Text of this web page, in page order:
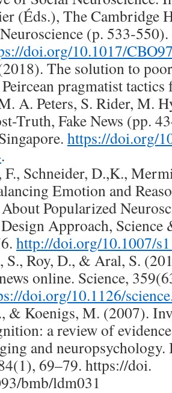
(Éds.), The Cambridge
(p.
doi.org/10.1017/
The solution to
pragmatist
A. Peters, S. Rider, M.
Truth, Fake News (pp.
https://doi.org/
.
Schneider, D.,K.,
Emotion and
Popularized
Approach,
http://doi.org/10.1007/
S., Roy, D., & Aral, S.
online. Science,
doi.org/10.1126/
& Koenigs, M. (2007).
a review of
and
69–79. https://doi.
bmb/ldm031